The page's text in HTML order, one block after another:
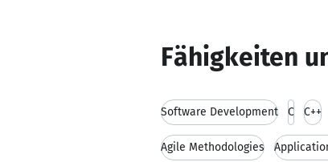
Fähigkeiten
Software Development C C++
Agile Methodologies